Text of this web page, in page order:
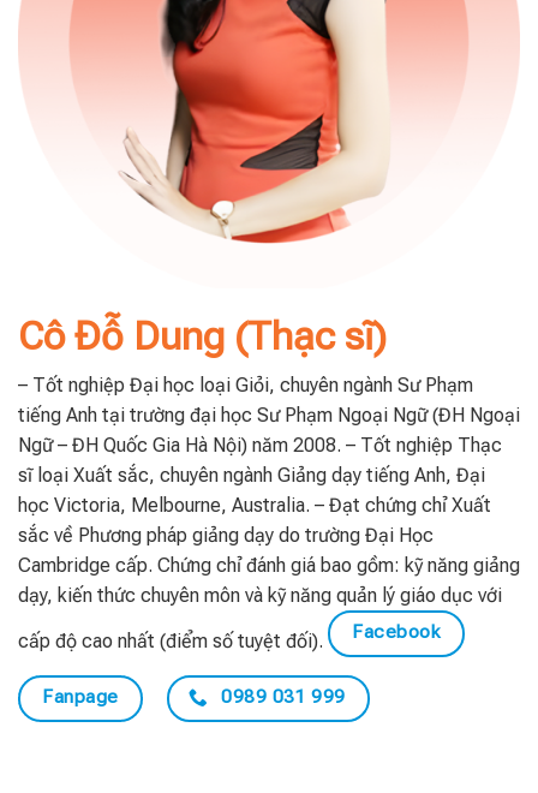
Cô Đỗ Dung (Thạc sĩ)
– Tốt nghiệp Đại học loại Giỏi, chuyên ngành Sư Phạm
tiếng Anh tại trường đại học Sư Phạm Ngoại Ngữ (ĐH Ngoại
Ngữ – ĐH Quốc Gia Hà Nội) năm 2008. – Tốt nghiệp Thạc
sĩ loại Xuất sắc, chuyên ngành Giảng dạy tiếng Anh, Đại
học Victoria, Melbourne, Australia. – Đạt chứng chỉ Xuất
sắc về Phương pháp giảng dạy do trường Đại Học
Cambridge cấp. Chứng chỉ đánh giá bao gồm: kỹ năng giảng
dạy, kiến thức chuyên môn và kỹ năng quản lý giáo dục với
cấp độ cao nhất (điểm số tuyệt đối). Facebook
Fanpage 0989 031 999